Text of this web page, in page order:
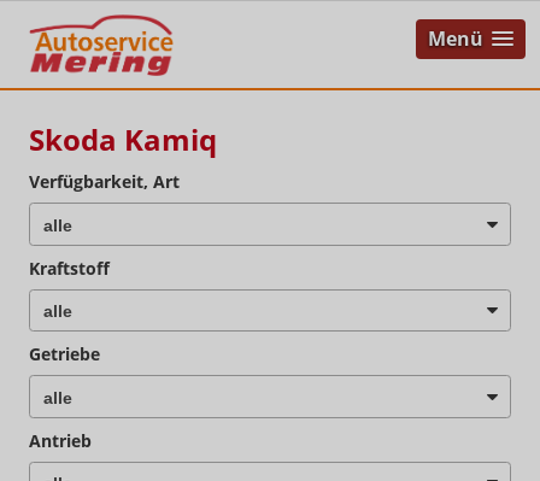
Menü
Skoda Kamiq
Verfügbarkeit, Art
Kraftstoff
Getriebe
Antrieb